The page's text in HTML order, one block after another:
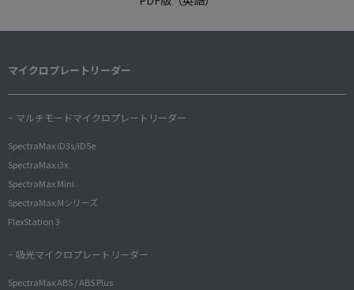
マイクロプレートリーダー
− マルチモードマイクロプレートリーダー
SpectraMax iD3s/iD5e
SpectraMax i3x
SpectraMax Mini
SpectraMax Mシリーズ
FlexStation 3
− 吸光マイクロプレートリーダー
SpectraMax ABS / ABS Plus